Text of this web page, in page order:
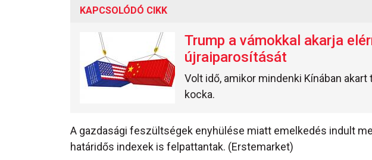
KAPCSOLÓDÓ CIKK
Trump a vámokkal akarja
újraiparosítását
Volt idő, amikor mindenki Kínában
kocka.
A gazdasági feszültségek enyhülése miatt emelkedés indult
határidős indexek is felpattantak. (Erstemarket)